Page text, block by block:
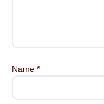
Name *